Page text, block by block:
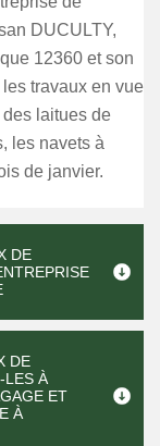
DUCULTY,
12360 et son
travaux en vue
des laitues de
les navets à
de janvier.
DE
DE
LES À
ET
À